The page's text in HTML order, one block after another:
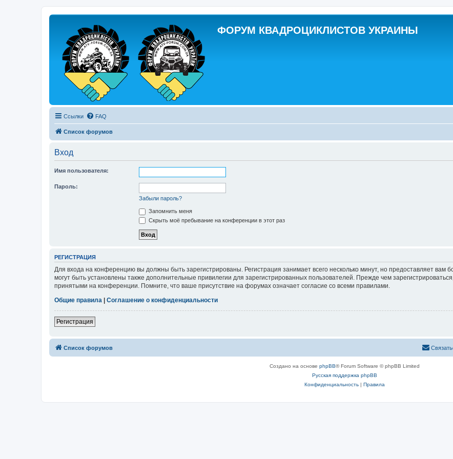
ФОРУМ КВАДРОЦИКЛИСТОВ УКРАИНЫ
Ссылки FAQ
Список форумов
Вход
Имя пользователя:
Пароль:
Забыли пароль?
Запомнить меня
Скрыть моё пребывание на конференции в этот раз
РЕГИСТРАЦИЯ
Для входа на конференцию вы должны быть зарегистрированы. Регистрация занимает всего несколько минут, но предоставляет
могут быть установлены также дополнительные привилегии для зарегистрированных пользователей. Прежде чем
принятыми на конференции. Помните, что ваше присутствие на форумах означает согласие со всеми правилами.
Общие правила | Соглашение о конфиденциальности
Регистрация
Список форумов
Создано на основе phpBB® Forum Software © phpBB Limited
Русская поддержка phpBB
Конфиденциальность| Правила